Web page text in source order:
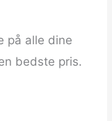
på alle dine
bedste pris.